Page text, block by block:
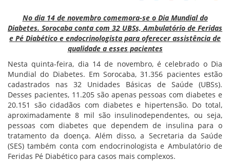
No dia 14 de novembro comemora-se o Dia Mundial do
Diabetes. Sorocaba conta com 32 UBSs, Ambulatório de Feridas
e Pé Diabético e endocrinologista para oferecer assistência de
qualidade a esses pacientes
Nesta quinta-feira, dia 14 de novembro, é celebrado o Dia
Mundial do Diabetes. Em Sorocaba, 31.356 pacientes estão
cadastrados nas 32 Unidades Básicas de Saúde (UBSs).
Desses pacientes, 11.205 são apenas pessoas com diabetes e
20.151 são cidadãos com diabetes e hipertensão. Do total,
aproximadamente 8 mil são insulinodependentes, ou seja,
pessoas com diabetes que dependem de insulina para o
tratamento da doença. Além disso, a Secretaria da Saúde
(SES) também conta com endocrinologista e Ambulatório de
Feridas Pé Diabético para casos mais complexos.